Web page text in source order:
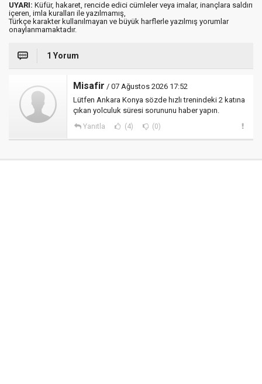
UYARI: Küfür, hakaret, rencide edici cümleler veya imalar, inançlara saldırı
içeren, imla kuralları ile yazılmamış,
Türkçe karakter kullanılmayan ve büyük harflerle yazılmış yorumlar
onaylanmamaktadır.
1 Yorum
Misafir / 07 Ağustos 2026 17:52
Lütfen Ankara Konya sözde hızlı trenindeki 2 katına
çıkan yolculuk süresi sorununu haber yapın.
Yanıtla (4) (0)